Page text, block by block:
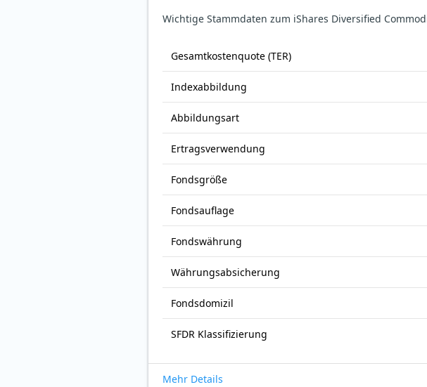
Wichtige Stammdaten zum iShares Diversified
Gesamt­kosten­quote (TER)
Index­abbildung
Abbildungs­art
Ertrags­verwendung
Fonds­größe
Fonds­auflage
Fonds­währung
Währungsabsicherung
Fondsdomizil
SFDR Klassifizierung
Mehr Details